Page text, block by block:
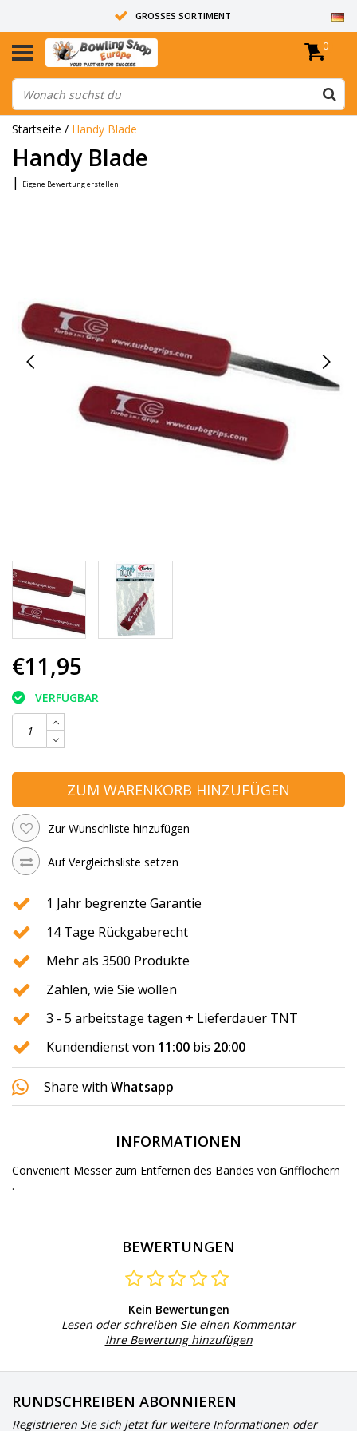
GROSSES SORTIMENT
14 TAGE RÜCKGABERECHT
ALLE BOWLINGKUGELN SIND UNGEBOHRT
0
Startseite / Handy Blade
Handy Blade
| Eigene Bewertung erstellen
€11,95
VERFÜGBAR
ZUM WARENKORB HINZUFÜGEN
Zur Wunschliste hinzufügen
Auf Vergleichsliste setzen
1 Jahr begrenzte Garantie
14 Tage Rückgaberecht
Mehr als 3500 Produkte
Zahlen, wie Sie wollen
3 - 5 arbeitstage tagen + Lieferdauer TNT
Kundendienst von 11:00 bis 20:00
Share with Whatsapp
INFORMATIONEN
Convenient Messer zum Entfernen des Bandes von Grifflöchern
.
BEWERTUNGEN
Kein Bewertungen
Lesen oder schreiben Sie einen Kommentar
Ihre Bewertung hinzufügen
RUNDSCHREIBEN ABONNIEREN
Registrieren Sie sich jetzt für weitere Informationen oder